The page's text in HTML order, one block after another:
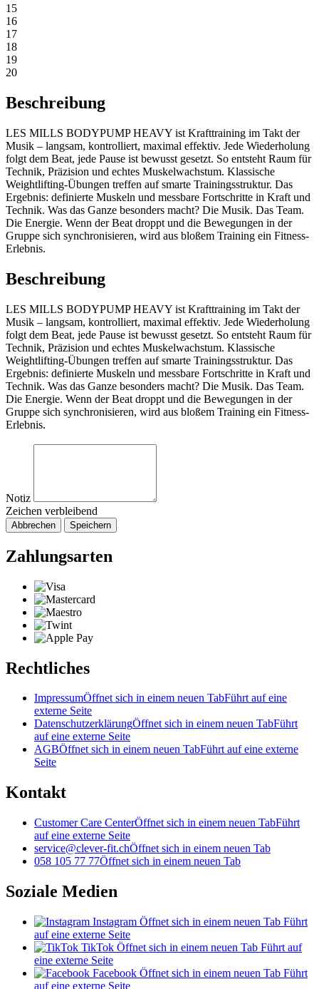
15
16
17
18
19
20
Beschreibung
LES MILLS BODYPUMP HEAVY ist Krafttraining im Takt der
Musik – langsam, kontrolliert, maximal effektiv. Jede Wiederholung
folgt dem Beat, jede Pause ist bewusst gesetzt. So entsteht Raum für
Technik, Präzision und echtes Muskelwachstum. Klassische
Weightlifting-Übungen treffen auf smarte Trainingsstruktur. Das
Ergebnis: definierte Muskeln und messbare Fortschritte in Kraft und
Technik. Was das Ganze besonders macht? Die Musik. Das Team.
Die Energie. Wenn der Beat droppt und die Bewegungen in der
Gruppe sich synchronisieren, wird aus bloßem Training ein Fitness-
Erlebnis.
Beschreibung
LES MILLS BODYPUMP HEAVY ist Krafttraining im Takt der
Musik – langsam, kontrolliert, maximal effektiv. Jede Wiederholung
folgt dem Beat, jede Pause ist bewusst gesetzt. So entsteht Raum für
Technik, Präzision und echtes Muskelwachstum. Klassische
Weightlifting-Übungen treffen auf smarte Trainingsstruktur. Das
Ergebnis: definierte Muskeln und messbare Fortschritte in Kraft und
Technik. Was das Ganze besonders macht? Die Musik. Das Team.
Die Energie. Wenn der Beat droppt und die Bewegungen in der
Gruppe sich synchronisieren, wird aus bloßem Training ein Fitness-
Erlebnis.
Notiz
Zeichen verbleibend
Abbrechen Speichern
Zahlungsarten
Rechtliches
ImpressumÖffnet sich in einem neuen TabFührt auf eine
externe Seite
DatenschutzerklärungÖffnet sich in einem neuen TabFührt
auf eine externe Seite
AGBÖffnet sich in einem neuen TabFührt auf eine externe
Seite
Kontakt
Customer Care CenterÖffnet sich in einem neuen TabFührt
auf eine externe Seite
service@clever-fit.chÖffnet sich in einem neuen Tab
058 105 77 77Öffnet sich in einem neuen Tab
Soziale Medien
Instagram Öffnet sich in einem neuen Tab Führt
auf eine externe Seite
TikTok Öffnet sich in einem neuen Tab Führt auf
eine externe Seite
Facebook Öffnet sich in einem neuen Tab Führt
auf eine externe Seite